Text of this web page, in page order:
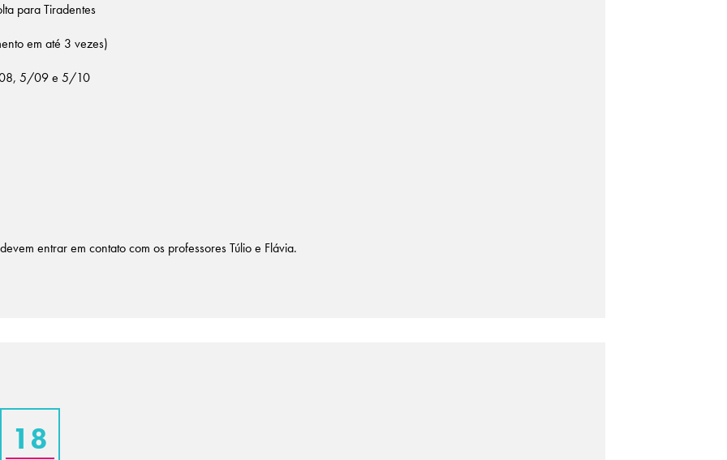
para Tiradentes
em até 3 vezes)
5/09 e 5/10
entrar em contatocom os professores Túlio e Flávia.
18